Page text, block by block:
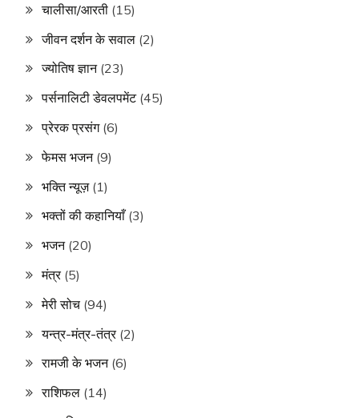
चालीसा/आरती (15)
जीवन दर्शन के सवाल (2)
ज्योतिष ज्ञान(23)
पर्सनालिटी डेवलपमेंट(45)
प्रेरक प्रसंग(6)
फेमस भजन(9)
भक्ति न्यूज़(1)
भक्तों की कहानियाँ(3)
भजन(20)
मंत्र(5)
मेरी सोच (94)
यन्त्र-मंत्र-तंत्र(2)
रामजी के भजन(6)
राशिफल (14)